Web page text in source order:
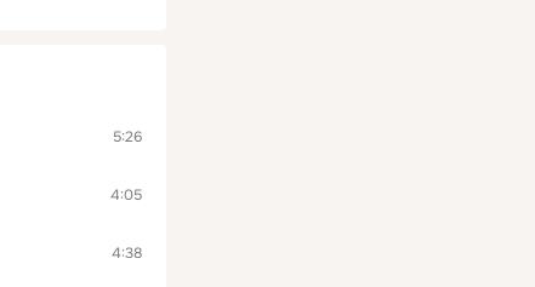
5:26
4:05
4:38